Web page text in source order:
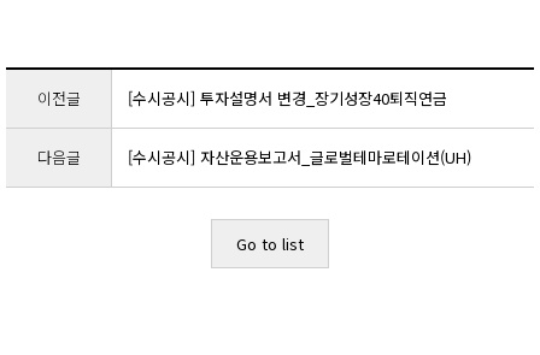
이전글 [수시공시] 투자설명서 변경_장기성장40퇴직연금
다음글 [수시공시] 자산운용보고서_글로벌테마로테이션(UH)
Go to list